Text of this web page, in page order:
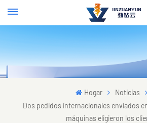
Hogar
Noticias
Dos pedidos internacionales enviados
máquinas eligieron los